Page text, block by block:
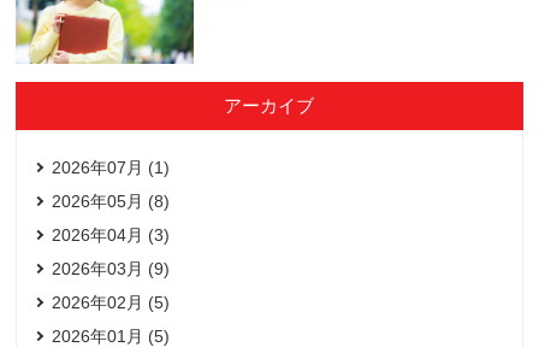
アーカイブ
2026年07月 (1)
2026年05月 (8)
2026年04月 (3)
2026年03月 (9)
2026年02月 (5)
2026年01月 (5)